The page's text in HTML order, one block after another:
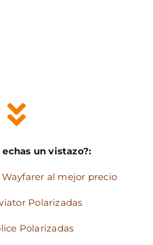
un vistazo?:
al mejor precio
Polarizadas
Polarizadas